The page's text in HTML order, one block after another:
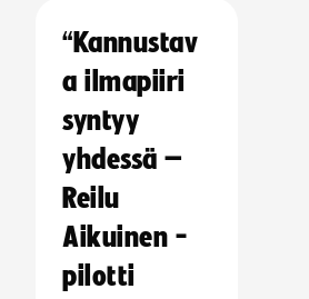
“Kannustav
a ilmapiiri
syntyy
yhdessä –
Reilu
Aikuinen -
pilotti